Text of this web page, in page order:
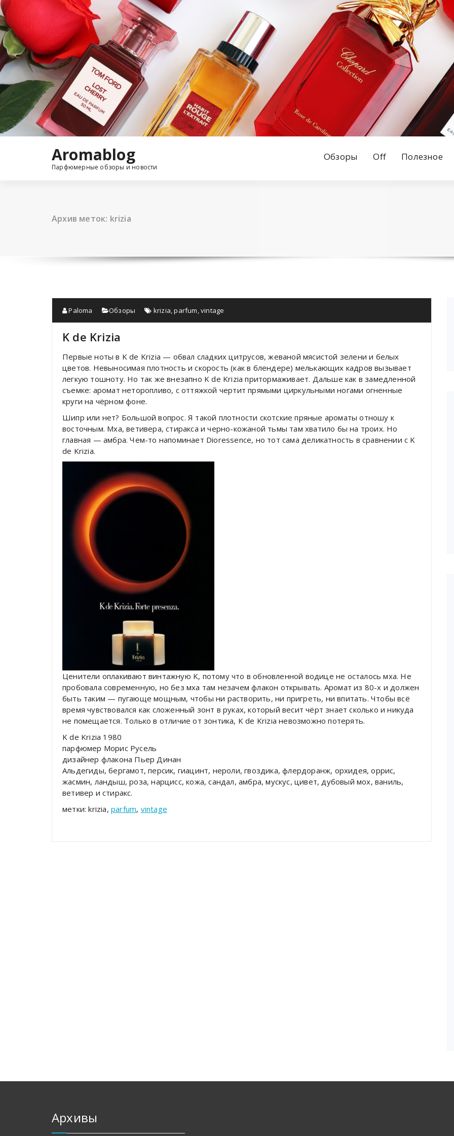
Перейти
к
содержимому
Aromablog
Парфюмерные обзоры и новости
Обзоры Off Полезное
Архив меток: krizia
Paloma Обзоры krizia,parfum,vintage
K de Krizia
Первые ноты в K de Krizia — обвал сладких цитрусов, жеваной мясистой зелени и белых
цветов. Невыносимая плотность и скорость (как в блендере) мелькающих кадров вызывает
легкую тошноту. Но так же внезапно K de Krizia притормаживает. Дальше как в замедленной
съемке: аромат неторопливо, с оттяжкой чертит прямыми циркульными ногами огненные
круги на чёрном фоне.
Шипр или нет? Большой вопрос. Я такой плотности скотские пряные ароматы отношу к
восточным. Мха, ветивера, стиракса и черно-кожаной тьмы там хватило бы на троих. Но
главная — амбра. Чем-то напоминает Dioressence, но тот сама деликатность в сравнении с K
de Krizia.
Ценители оплакивают винтажную K, потому что в обновленной водице не осталось мха. Не
пробовала современную, но без мха там незачем флакон открывать. Аромат из 80-х и должен
быть таким — пугающе мощным, чтобы ни растворить, ни пригреть, ни впитать. Чтобы всё
время чувствовался как сложенный зонт в руках, который весит чёрт знает сколько и никуда
не помещается. Только в отличие от зонтика, K de Krizia невозможно потерять.
K de Krizia 1980
парфюмер Морис Русель
дизайнер флакона Пьер Динан
Альдегиды, бергамот, персик, гиацинт, нероли, гвоздика, флердоранж, орхидея, оррис,
жасмин, ландыш, роза, нарцисс, кожа, сандал, амбра, мускус, цивет, дубовый мох, ваниль,
ветивер и стиракс.
метки: krizia, parfum, vintage
Архивы